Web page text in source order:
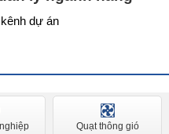
dự án
Quạt thông gió